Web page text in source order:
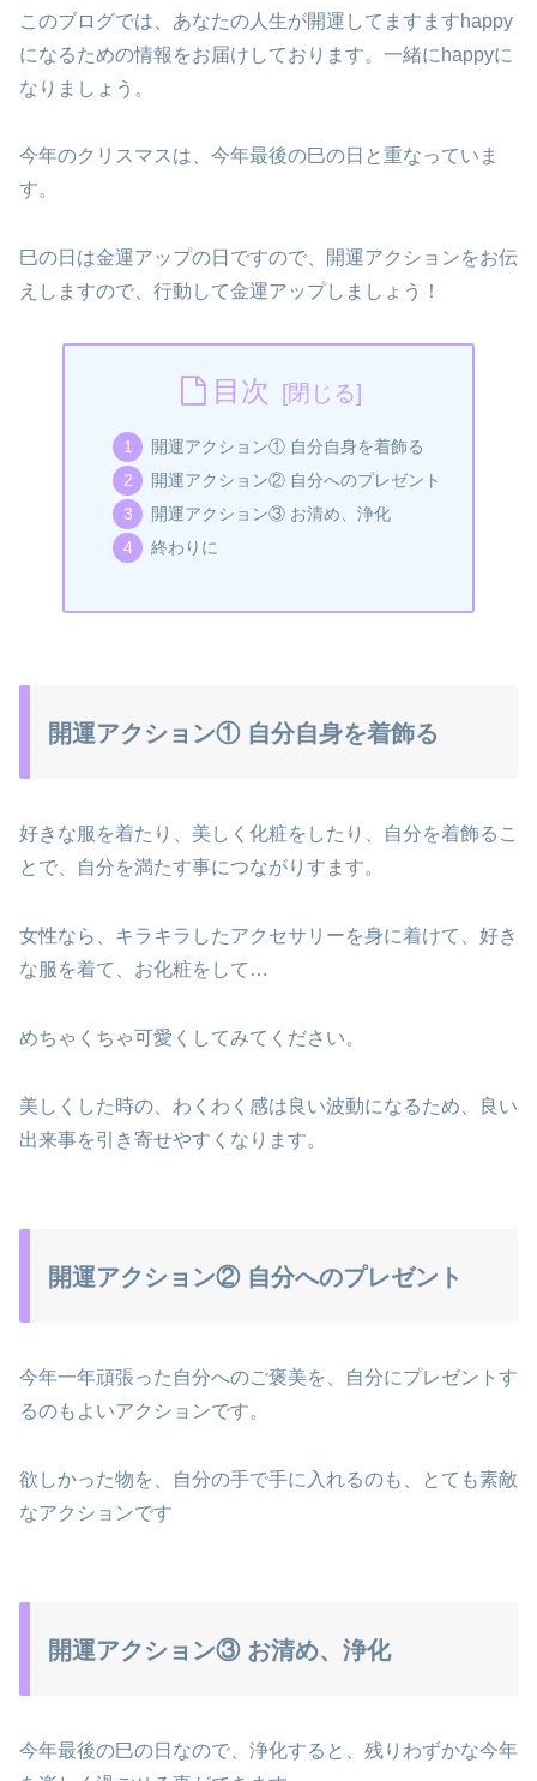
このブログでは、あなたの人生が開運してますますhappy
になるための情報をお届けしております。一緒にhappyに
なりましょう。
今年のクリスマスは、今年最後の巳の日と重なっていま
す。
巳の日は金運アップの日ですので、開運アクションをお伝
えしますので、行動して金運アップしましょう！
目次
開運アクション① 自分自身を着飾る
開運アクション② 自分へのプレゼント
開運アクション③ お清め、浄化
終わりに
開運アクション① 自分自身を着飾る
好きな服を着たり、美しく化粧をしたり、自分を着飾るこ
とで、自分を満たす事につながりすます。
女性なら、キラキラしたアクセサリーを身に着けて、好き
な服を着て、お化粧をして…
めちゃくちゃ可愛くしてみてください。
美しくした時の、わくわく感は良い波動になるため、良い
出来事を引き寄せやすくなります。
開運アクション② 自分へのプレゼント
今年一年頑張った自分へのご褒美を、自分にプレゼントす
るのもよいアクションです。
欲しかった物を、自分の手で手に入れるのも、とても素敵
なアクションです
開運アクション③ お清め、浄化
今年最後の巳の日なので、浄化すると、残りわずかな今年